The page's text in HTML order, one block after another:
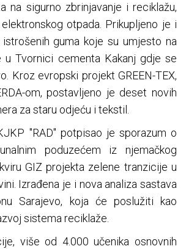
na sigurno zbrinjavanje i reciklažu,
otpada. Prikupljeno je i
guma koje su umjesto na
u Tvornici cementa Kakanj gdje se
Kroz evropski projekt GREEN-TEX,
om, postavljeno je deset novih
za staru odjeću i tekstil.
"RAD" potpisao je sporazum o
poduzećem iz njemačkog
GIZ projekta zelene tranzicije u
Izrađena je i nova analiza sastava
Sarajevo, koja će poslužiti kao
sistema reciklaže.
više od 4.000 učenika osnovnih